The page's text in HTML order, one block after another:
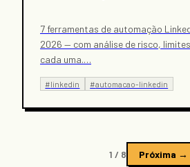
7 ferramentas de automação
2026 — com análise de risco,
cada uma.…
#linkedin #automacao-linkedin
1 / 8 Próxima →